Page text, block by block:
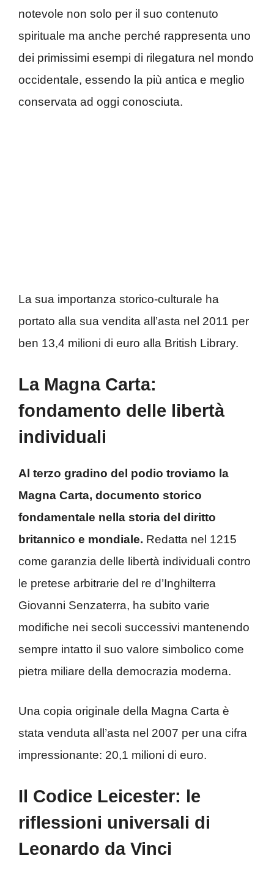
notevole non solo per il suo contenuto
spirituale ma anche perché rappresenta uno
dei primissimi esempi di rilegatura nel mondo
occidentale, essendo la più antica e meglio
conservata ad oggi conosciuta.
La sua importanza storico-culturale ha
portato alla sua vendita all’asta nel 2011 per
ben 13,4 milioni di euro alla British Library.
La Magna Carta:
fondamento delle libertà
individuali
Al terzo gradino del podio troviamo la
Magna Carta, documento storico
fondamentale nella storia del diritto
britannico e mondiale. Redatta nel 1215
come garanzia delle libertà individuali contro
le pretese arbitrarie del re d’Inghilterra
Giovanni Senzaterra, ha subito varie
modifiche nei secoli successivi mantenendo
sempre intatto il suo valore simbolico come
pietra miliare della democrazia moderna.
Una copia originale della Magna Carta è
stata venduta all’asta nel 2007 per una cifra
impressionante: 20,1 milioni di euro.
Il Codice Leicester: le
riflessioni universali di
Leonardo da Vinci